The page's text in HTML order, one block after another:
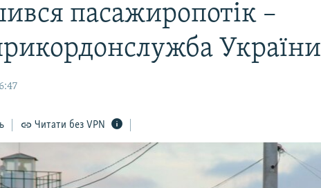
пасажиропотік –
України
Читати без VPN